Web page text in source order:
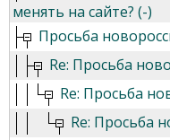
менять на сайте? (-)
Просьба
Re: Просьба
Re: Просьба
Re: Просьба